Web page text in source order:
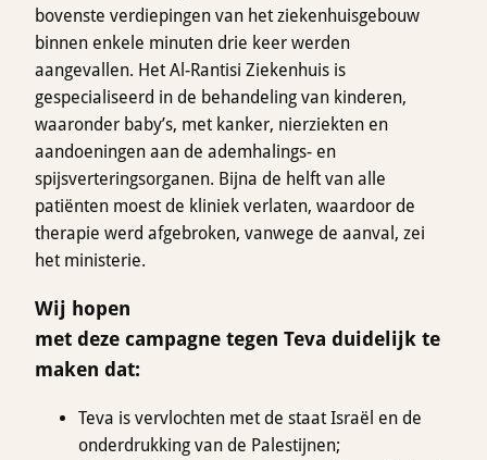
bovenste verdiepingen van het ziekenhuisgebouw
binnen enkele minuten drie keer werden
aangevallen. Het Al-Rantisi Ziekenhuis is
gespecialiseerd in de behandeling van kinderen,
waaronder baby’s, met kanker, nierziekten en
aandoeningen aan de ademhalings- en
spijsverteringsorganen. Bijna de helft van alle
patiënten moest de kliniek verlaten, waardoor de
therapie werd afgebroken, vanwege de aanval, zei
het ministerie.
Wij hopen
met deze campagne tegen Teva duidelijk te
maken dat:
Teva is vervlochten met de staat Israël en de
onderdrukking van de Palestijnen;